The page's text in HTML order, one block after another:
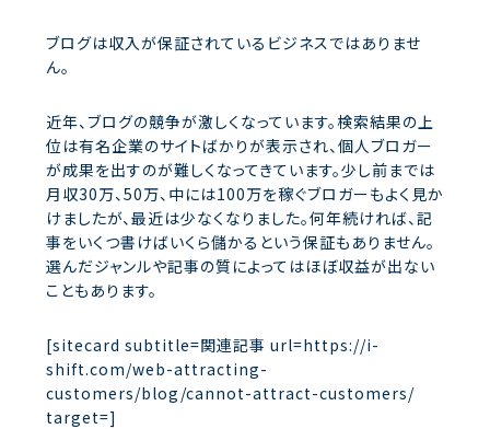
ブログは収入が保証されているビジネスではありませ
ん。
近年、ブログの競争が激しくなっています。検索結果の上
位は有名企業のサイトばかりが表示され、個人ブロガー
が成果を出すのが難しくなってきています。少し前までは
月収30万、50万、中には100万を稼ぐブロガーもよく見か
けましたが、最近は少なくなりました。何年続ければ、記
事をいくつ書けばいくら儲かるという保証もありません。
選んだジャンルや記事の質によってはほぼ収益が出ない
こともあります。
[sitecard subtitle=関連記事 url=https://i-
shift.com/web-attracting-
customers/blog/cannot-attract-customers/
target=]